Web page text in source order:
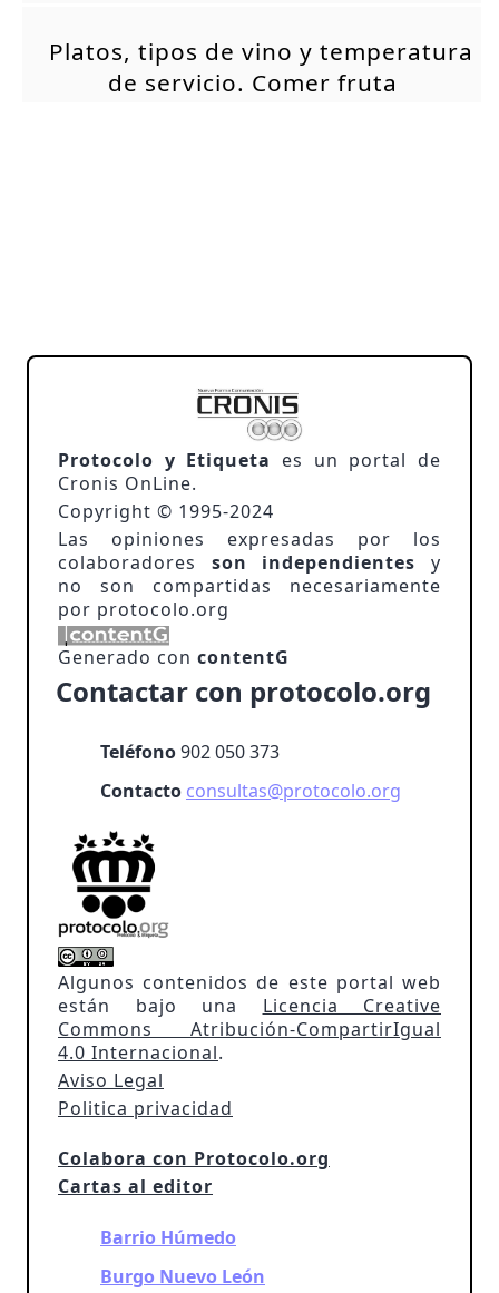
Platos, tipos de vino y temperatura
de servicio. Comer fruta
Protocolo y Etiqueta es un portal de
Cronis OnLine.
Copyright © 1995-2024
Las opiniones expresadas por los
colaboradores son independientes y
no son compartidas necesariamente
por protocolo.org
Generado con contentG
Contactar con protocolo.org
Teléfono902 050 373
Contacto consultas@protocolo.org
Algunos contenidos de este portal web
están bajo una Licencia Creative
Commons Atribución-CompartirIgual
4.0 Internacional.
Aviso Legal
Politica privacidad
Colabora con Protocolo.org
Cartas al editor
Barrio Húmedo
Burgo Nuevo León